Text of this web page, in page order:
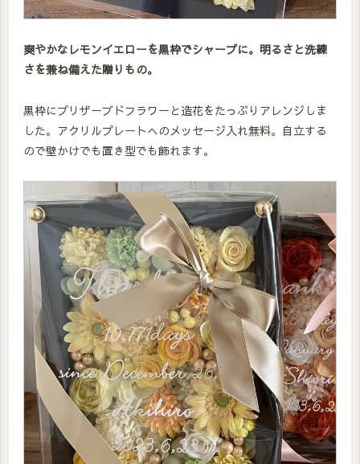
爽やかなレモンイエローを黒枠でシャープに。明るさと洗練
さを兼ね備えた贈りもの。
黒枠にプリザーブドフラワーと造花をたっぷりアレンジしま
した。アクリルプレートへのメッセージ入れ無料。自立する
ので壁かけでも置き型でも飾れます。